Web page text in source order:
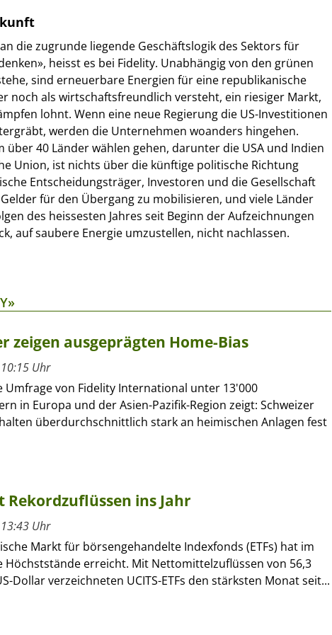
die zugrunde liegende Geschäftslogik des Sektors für
heisst es bei Fidelity. Unabhängig von den grünen
sind erneuerbare Energien für eine republikanische
noch als wirtschaftsfreundlich versteht, ein riesiger Markt,
lohnt. Wenn eine neue Regierung die US-Investitionen
werden die Unternehmen woanders hingehen.
über 40 Länder wählen gehen, darunter die USA und Indien
Union, ist nichts über die künftige politische Richtung
Entscheidungsträger, Investoren und die Gesellschaft
für den Übergang zu mobilisieren, und viele Länder
des heissesten Jahres seit Beginn der Aufzeichnungen
auf saubere Energie umzustellen, nicht nachlassen.
zeigen ausgeprägten Home-Bias
Uhr
Umfrage von Fidelity International unter 13'000
in Europa und der Asien-Pazifik-Region zeigt: Schweizer
überdurchschnittlich stark an heimischen Anlagen fest
ins Jahr
Uhr
Markt für börsengehandelte Indexfonds (ETFs) hat im
Höchststände erreicht. Mit Nettomittelzuflüssen von 56,3
Dollar verzeichneten UCITS-ETFs den stärksten Monat seit...